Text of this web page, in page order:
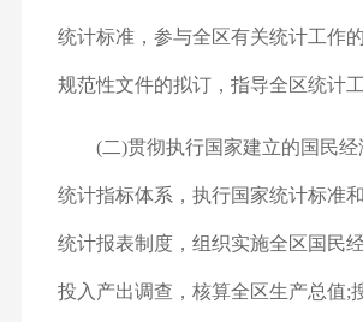
统计标准，参与全区有关统计工作
规范性文件的拟订，指导全区统计工
(二)贯彻执行国家建立的国民
统计指标体系，执行国家统计标准
统计报表制度，组织实施全区国民
投入产出调查，核算全区生产总值;